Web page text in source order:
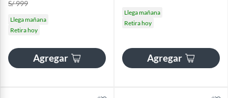
S/ 999
Llega mañana
Retira hoy
Agregar
Llega mañana
Retira hoy
Agregar